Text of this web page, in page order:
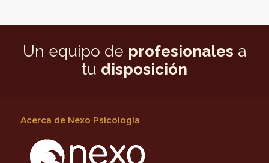
Un equipo de profesionales a
tu disposición
Acerca de Nexo Psicología